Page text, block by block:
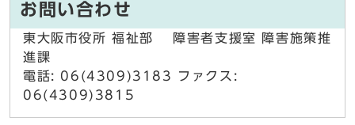
お問い合わせ
東大阪市役所 福祉部 障害者支援室 障害施策推
進課
電話: 06(4309)3183 ファクス:
06(4309)3815